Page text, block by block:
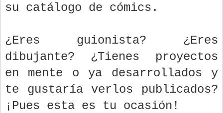
su catálogo de cómics.
¿Eres guionista? ¿Eres
dibujante? ¿Tienes proyectos
en mente o ya desarrollados y
te gustaría verlos publicados?
¡Pues esta es tu ocasión!